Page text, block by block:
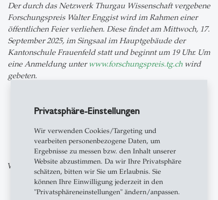
Privatsphäre-Einstellungen
Wir verwenden Cookies/Targeting und
vearbeiten personenbezogene Daten, um
Ergebnisse zu messen bzw. den Inhalt unserer
Website abzustimmen. Da wir Ihre Privatsphäre
schätzen, bitten wir Sie um Erlaubnis. Sie
können Ihre Einwilligung jederzeit in den
"Privatsphäreneinstellungen" ändern/anpassen.
Der durch das Netzwerk Thurgau Wissenschaft vergebene
Forschungspreis Walter Enggist wird im Rahmen einer
öffentlichen Feier verliehen. Diese findet am Mittwoch, 17.
September 2025, im Singsaal im Hauptgebäude der
Kantonschule Frauenfeld statt und beginnt um 19 Uhr. Um
eine Anmeldung unter www.forschungspreis.tg.chwird
gebeten.
zum Newsroom
Weitere Beiträge aus der gleichen Kategorie
- 01.08.2026 - 10:00